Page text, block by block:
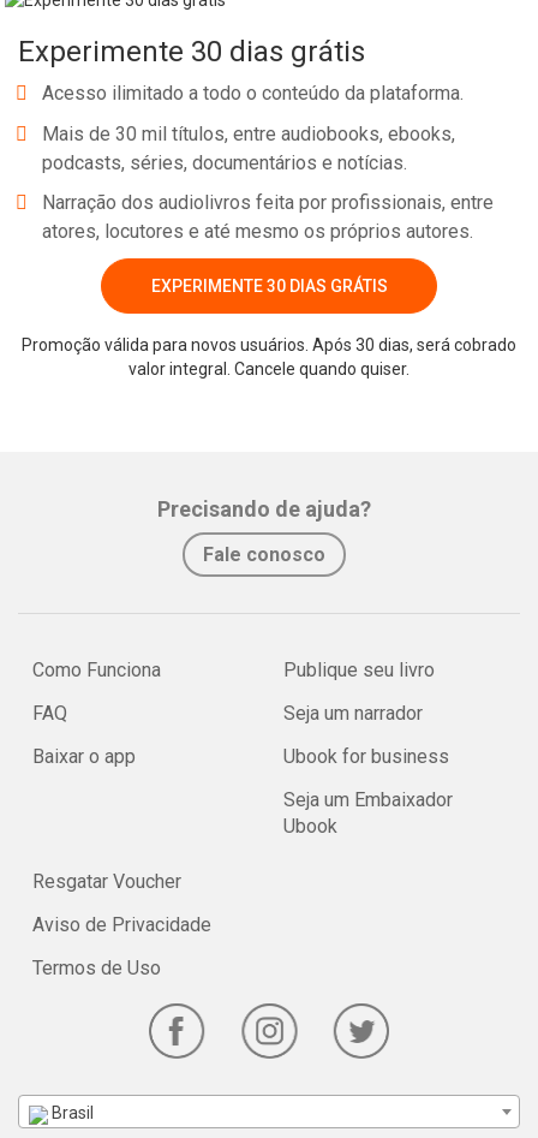
Experimente 30 dias grátis
Acesso ilimitado a todo o conteúdo da plataforma.
Mais de 30 mil títulos, entre audiobooks, ebooks,
podcasts, séries, documentários e notícias.
Narração dos audiolivros feita por profissionais, entre
atores, locutores e até mesmo os próprios autores.
EXPERIMENTE 30 DIAS GRÁTIS
Promoção válida para novos usuários. Após 30 dias, será cobrado
valor integral. Cancele quando quiser.
Precisando de ajuda?
Fale conosco
Como Funciona
FAQ
Baixar o app
Publique seu livro
Seja um narrador
Ubook for business
Seja um Embaixador
Ubook
Resgatar Voucher
Aviso de Privacidade
Termos de Uso
Brasil